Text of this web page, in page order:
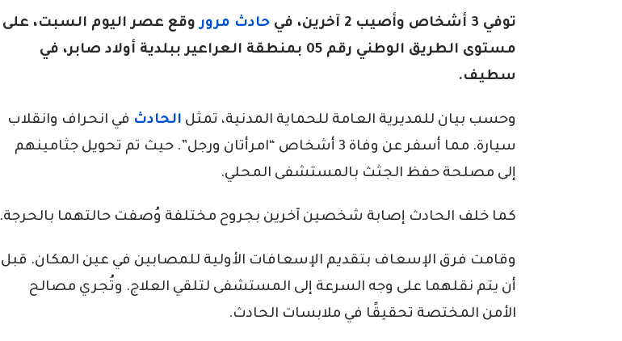
توفي 3 أشخاص وأصيب 2 آخرين، في حادث مروروقع عصر اليوم السبت، على
مستوى الطريق الوطني رقم 05 بمنطقة العراعير ببلدية أولاد صابر، في
سطيف.
وحسب بيان للمديرية العامة للحماية المدنية، تمثل الحادث في انحراف وانقلاب
سيارة. مما أسفر عن وفاة 3 أشخاص “امرأتان ورجل”. حيث تم تحويل جثامينهم
إلى مصلحة حفظ الجثث بالمستشفى المحلي.
كما خلف الحادث إصابة شخصين آخرين بجروح مختلفة وُصفت حالتهما بالحرجة.
وقامت فرق الإسعاف بتقديم الإسعافات الأولية للمصابين في عين المكان. قبل
أن يتم نقلهما على وجه السرعة إلى المستشفى لتلقي العلاج. وتُجري مصالح
الأمن المختصة تحقيقًا في ملابسات الحادث.